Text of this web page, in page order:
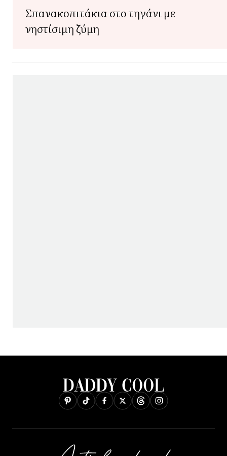
Σπανακοπιτάκια στο τηγάνι με
νηστίσιμη ζύμη